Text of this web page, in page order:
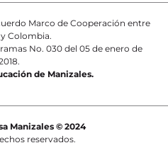
Marco de Cooperación entre
Colombia.
No. 030 del 05 de enero de
de Manizales.
Manizales © 2024
reservados.